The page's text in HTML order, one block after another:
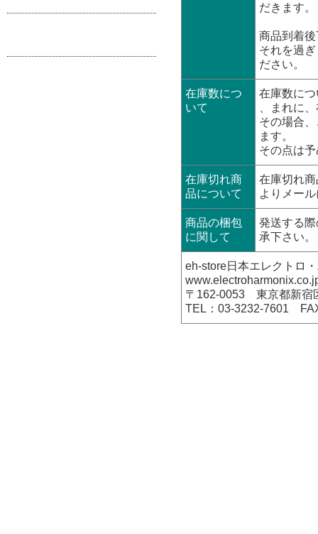
だきます。
商品到着
それを過
ださい。
在庫数につ
いて
在庫数に
、まれに
その場合
ます。
その点は
在庫切れ商
品について
在庫切れ
よりメー
商品の梱包
に関して
発送する
承下さい。
eh-store日本エレクトロ
〒162-0053 東京都新宿
TEL：03-3232-7601